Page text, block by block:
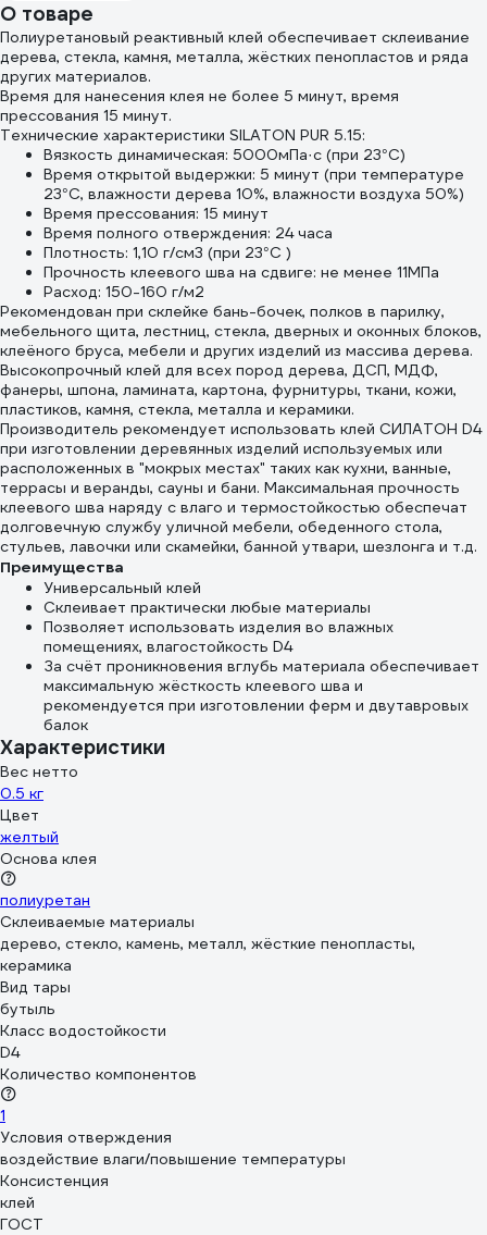
WA2028
О товаре
Полиуретановый реактивный клей обеспечивает склеивание
дерева, стекла, камня, металла, жёстких пенопластов и ряда
других материалов.
Время для нанесения клея не более 5 минут, время
прессования 15 минут.
Технические характеристики SILATON PUR 5.15:
Вязкость динамическая: 5000мПа·с (при 23°С)
Время открытой выдержки: 5 минут (при температуре
23°С, влажности дерева 10%, влажности воздуха 50%)
Время прессования: 15 минут
Время полного отверждения: 24 часа
Плотность: 1,10 г/см3 (при 23°С )
Прочность клеевого шва на сдвиге: не менее 11МПа
Расход: 150-160 г/м2
Рекомендован при склейке бань-бочек, полков в парилку,
мебельного щита, лестниц, стекла, дверных и оконных блоков,
клеёного бруса, мебели и других изделий из массива дерева.
Высокопрочный клей для всех пород дерева, ДСП, МДФ,
фанеры, шпона, ламината, картона, фурнитуры, ткани, кожи,
пластиков, камня, стекла, металла и керамики.
Производитель рекомендует использовать клей СИЛАТОН D4
при изготовлении деревянных изделий используемых или
расположенных в "мокрых местах" таких как кухни, ванные,
террасы и веранды, сауны и бани. Максимальная прочность
клеевого шва наряду с влаго и термостойкостью обеспечат
долговечную службу уличной мебели, обеденного стола,
стульев, лавочки или скамейки, банной утвари, шезлонга и т.д.
Преимущества
Универсальный клей
Склеивает практически любые материалы
Позволяет использовать изделия во влажных
помещениях, влагостойкость D4
За счёт проникновения вглубь материала обеспечивает
максимальную жёсткость клеевого шва и
рекомендуется при изготовлении ферм и двутавровых
балок
Характеристики
Вес нетто
0.5 кг
Цвет
желтый
Основа клея
полиуретан
Склеиваемые материалы
дерево, стекло, камень, металл, жёсткие пенопласты,
керамика
Вид тары
бутыль
Класс водостойкости
D4
Количество компонентов
1
Условия отверждения
воздействие влаги/повышение температуры
Консистенция
клей
ГОСТ